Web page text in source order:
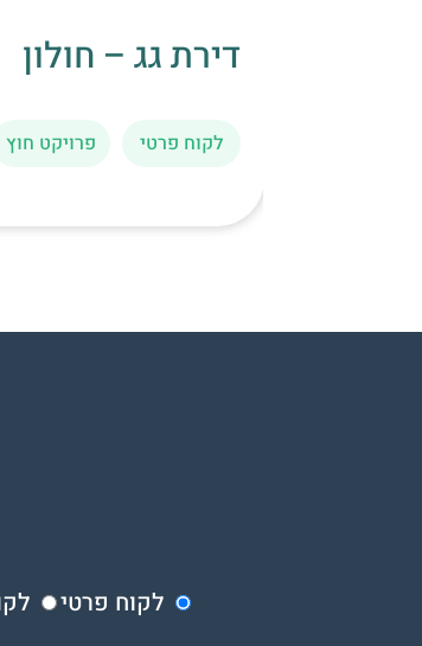
דירת גג – חולון
לקוח פרטי פרויקט חוץ
לקוח פרטי